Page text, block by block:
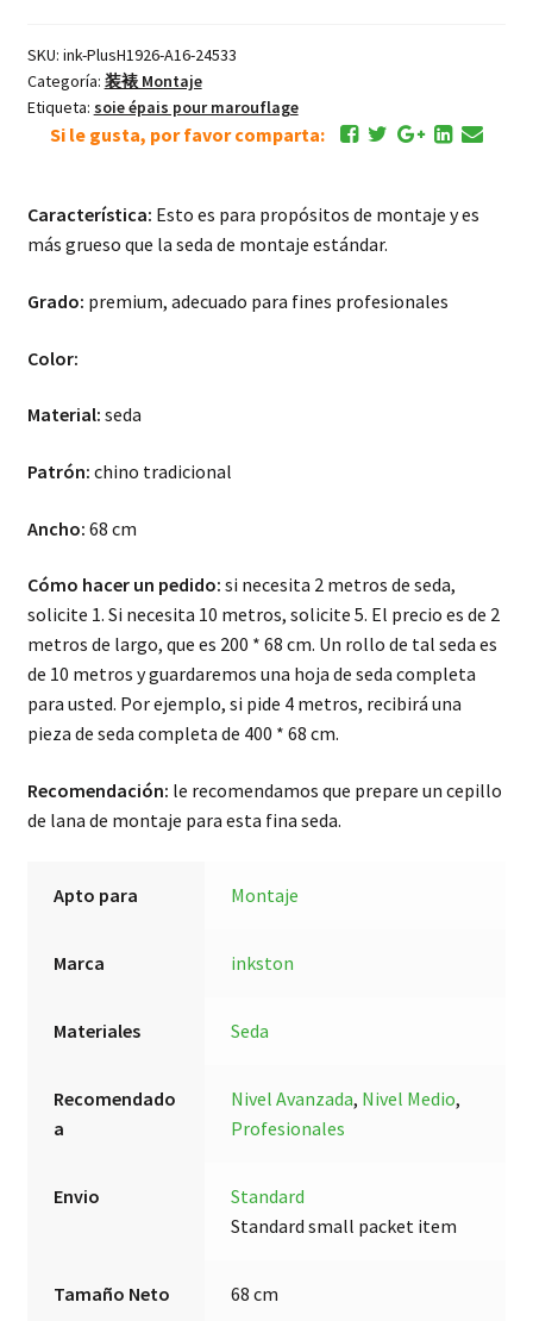
SKU: ink-PlusH1926-A16-24533
Categoría: 装裱 Montaje
Etiqueta: soie épais pour marouflage
Si le gusta, por favor comparta:
Característica: Esto es para propósitos de montaje y es
más grueso que la seda de montaje estándar.
Grado: premium, adecuado para fines profesionales
Color:
Material: seda
Patrón: chino tradicional
Ancho: 68 cm
Cómo hacer un pedido: si necesita 2 metros de seda,
solicite 1. Si necesita 10 metros, solicite 5. El precio es de 2
metros de largo, que es 200 * 68 cm. Un rollo de tal seda es
de 10 metros y guardaremos una hoja de seda completa
para usted. Por ejemplo, si pide 4 metros, recibirá una
pieza de seda completa de 400 * 68 cm.
Recomendación: le recomendamos que prepare un cepillo
de lana de montaje para esta fina seda.
Apto para Montaje
Marca inkston
Materiales Seda
Recomendado
a
Nivel Avanzada, Nivel Medio,
Profesionales
Envio
Standard
Standard small packet item
Tamaño Neto 68 cm